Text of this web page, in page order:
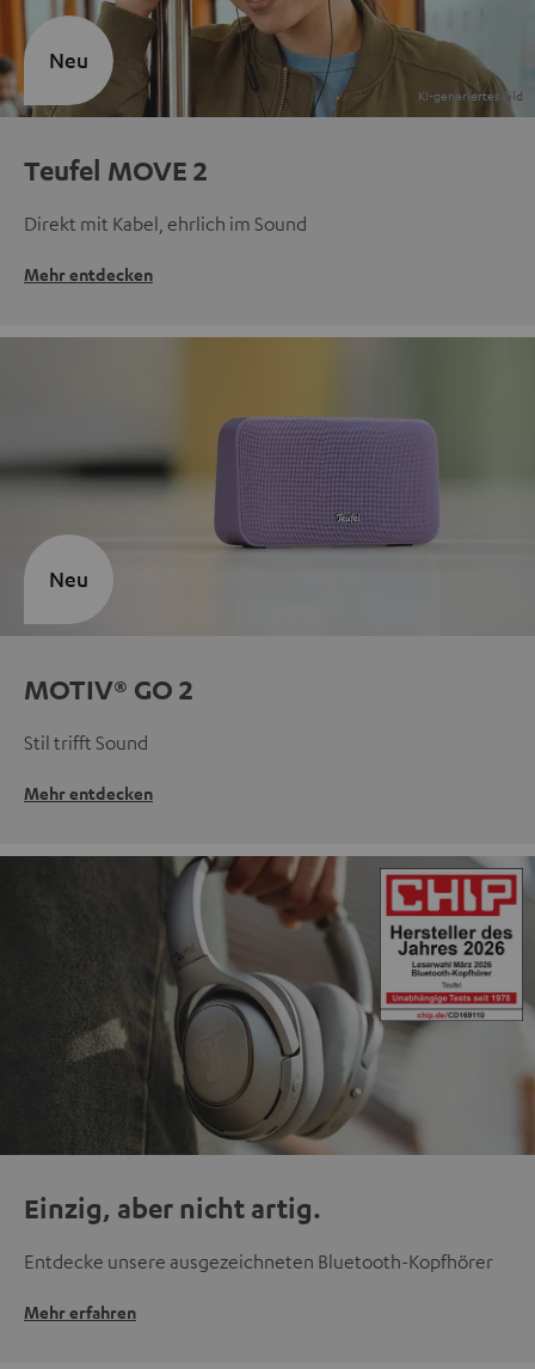
Teufel MOVE 2
Direkt mit Kabel, ehrlich im Sound
Mehr entdecken
Neu
MOTIV® GO 2
Stil trifft Sound
Mehr entdecken
Neu
Einzig, aber nicht artig.
Entdecke unsere ausgezeichneten Bluetooth-Kopfhörer
Mehr erfahren